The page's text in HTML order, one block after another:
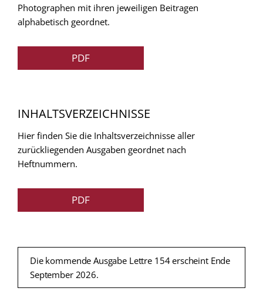
Photographen mit ihren jeweiligen Beitragen
alphabetisch geordnet.
PDF
INHALTSVERZEICHNISSE
Hier finden Sie die Inhaltsverzeichnisse aller
zurückliegenden Ausgaben geordnet nach
Heftnummern.
PDF
Die kommende Ausgabe Lettre 154 erscheint Ende
September 2026.